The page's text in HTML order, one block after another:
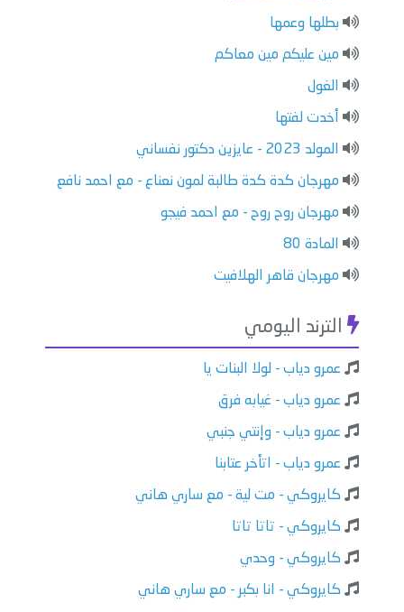
بطلها وعمها
مين عليكم مين معاكم
الغول
أخدت لفتها
المولد 2023 - عايزين دكتور نفساني
مهرجان كدة كدة طالبة لمون نعناع - مع احمد نافع
مهرجان روح روح - مع احمد فيجو
المادة 80
مهرجان قاهر الهلافيت
الترند اليومي
عمرو دياب - لولا البنات يا
عمرو دياب - غيابه فرق
عمرو دياب - وإنتي جنبي
عمرو دياب - اتأخر عتابنا
كايروكي - مت لية - مع ساري هاني
كايروكي - تاتا تاتا
كايروكي - وحدي
كايروكي - انا بكبر - مع ساري هاني